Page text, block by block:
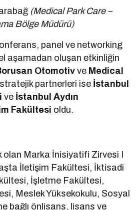
(Medical Park Care –
Bölge Müdürü)
panel ve networking
aşamadan oluşan etkinliğin
Otomotiv ve Medical
partnerleri ise İstanbul
ve İstanbul Aydın
Fakültesi oldu.
olan Marka İnisiyatifi Zirvesi I
İletişim Fakültesi, İktisadi
İşletme Fakültesi,
Meslek Yüksekokulu, Sosyal
bağlı önlisans, lisans ve